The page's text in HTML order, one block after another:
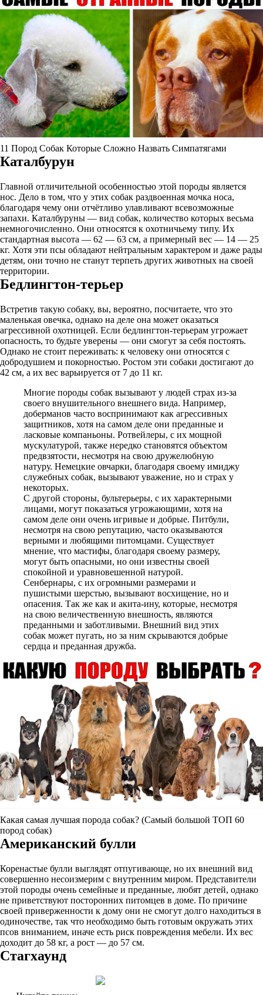
11 Пород Собак Которые Сложно Назвать Симпатягами
Каталбурун
Главной отличительной особенностью этой породы является
нос. Дело в том, что у этих собак раздвоенная мочка носа,
благодаря чему они отчётливо улавливают всевозможные
запахи. Каталбуруны — вид собак, количество которых весьма
немногочисленно. Они относятся к охотничьему типу. Их
стандартная высота — 62 — 63 см, а примерный вес — 14 — 25
кг. Хотя эти псы обладают нейтральным характером и даже рады
детям, они точно не станут терпеть других животных на своей
территории.
Бедлингтон-терьер
Встретив такую собаку, вы, вероятно, посчитаете, что это
маленькая овечка, однако на деле она может оказаться
агрессивной охотницей. Если бедлингтон-терьерам угрожает
опасность, то будьте уверены — они смогут за себя постоять.
Однако не стоит переживать: к человеку они относятся с
добродушием и покорностью. Ростом эти собаки достигают до
42 см, а их вес варьируется от 7 до 11 кг.
Многие породы собак вызывают у людей страх из-за
своего внушительного внешнего вида. Например,
доберманов часто воспринимают как агрессивных
защитников, хотя на самом деле они преданные и
ласковые компаньоны. Ротвейлеры, с их мощной
мускулатурой, также нередко становятся объектом
предвзятости, несмотря на свою дружелюбную
натуру. Немецкие овчарки, благодаря своему имиджу
служебных собак, вызывают уважение, но и страх у
некоторых.
С другой стороны, бультерьеры, с их характерными
лицами, могут показаться угрожающими, хотя на
самом деле они очень игривые и добрые. Питбули,
несмотря на свою репутацию, часто оказываются
верными и любящими питомцами. Существует
мнение, что мастифы, благодаря своему размеру,
могут быть опасными, но они известны своей
спокойной и уравновешенной натурой.
Сенбернары, с их огромными размерами и
пушистыми шерстью, вызывают восхищение, но и
опасения. Так же как и акита-ину, которые, несмотря
на свою величественную внешность, являются
преданными и заботливыми. Внешний вид этих
собак может пугать, но за ним скрываются добрые
сердца и преданная дружба.
Какая самая лучшая порода собак? (Самый большой ТОП 60
пород собак)
Американский булли
Коренастые булли выглядят отпугивающе, но их внешний вид
совершенно несоизмерим с внутренним миром. Представители
этой породы очень семейные и преданные, любят детей, однако
не приветствуют посторонних питомцев в доме. По причине
своей приверженности к дому они не смогут долго находиться в
одиночестве, так что необходимо быть готовым окружать этих
псов вниманием, иначе есть риск повреждения мебели. Их вес
доходит до 58 кг, а рост — до 57 см.
Стагхаунд